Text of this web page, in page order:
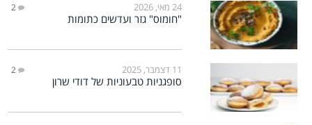
24 מאי, 2026 2
"חומוס" גזר ועדשים כתומות
11 דצמבר, 2025 2
סופגניות טבעוניות של דודי שרון